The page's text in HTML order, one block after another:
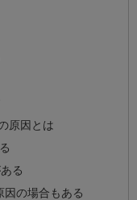
原因とは
る
の場合もある